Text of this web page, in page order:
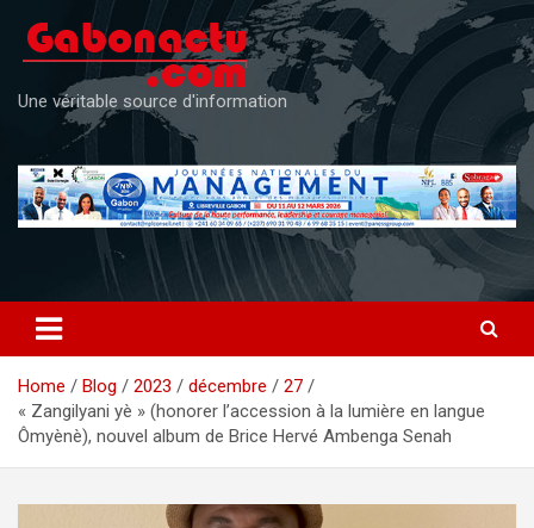
content
Une véritable source d'information
Home Blog 2023 décembre
27
« Zangilyani yè » (honorer l’accession à la lumière en langue
Ômyènè), nouvel album de Brice Hervé Ambenga Senah